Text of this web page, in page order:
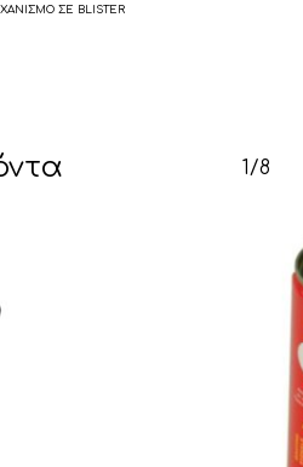
στο καλάθι σας.
ΣΕ BLISTER
1/8